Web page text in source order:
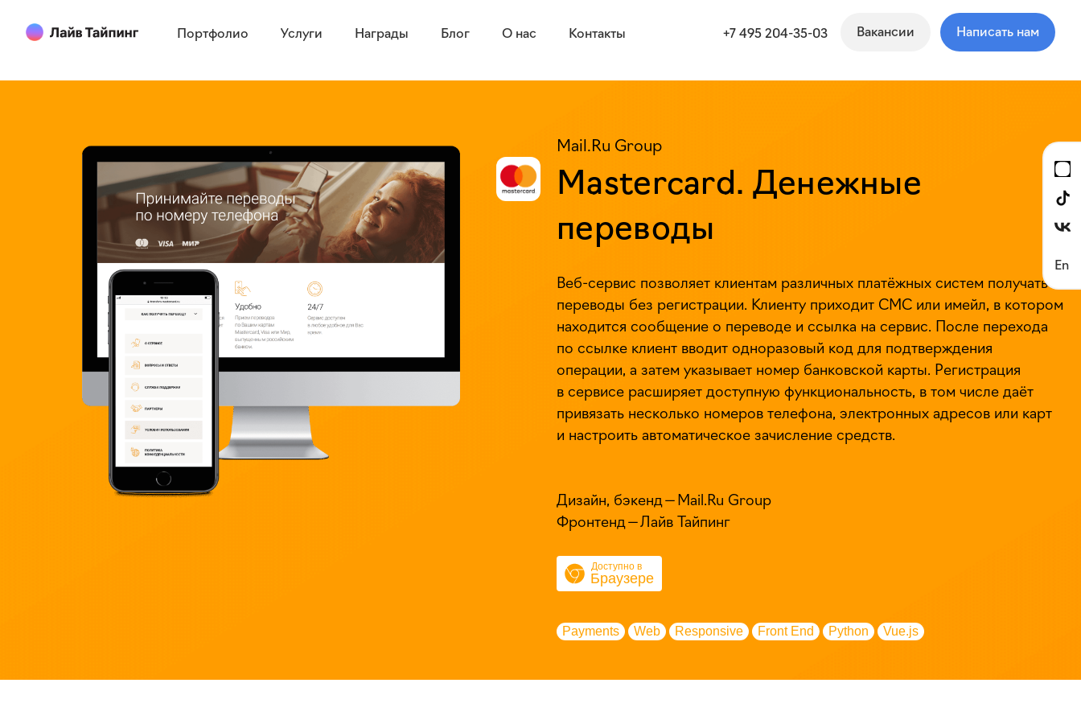
Портфолио Услуги Награды Блог О нас Контакты +7 495 204-35-03 Вакансии Написать нам
En
Mail.Ru Group
Mastercard. Денежные
переводы
Веб-сервис позволяет клиентам различных платёжных систем получать
переводы без регистрации. Клиенту приходит СМС или имейл, в котором
находится сообщение о переводе и ссылка на сервис. После перехода
по ссылке клиент вводит одноразовый код для подтверждения
операции, а затем указывает номер банковской карты. Регистрация
в сервисе расширяет доступную функциональность, в том числе даёт
привязать несколько номеров телефона, электронных адресов или карт
и настроить автоматическое зачисление средств.
Дизайн, бэкенд — Mail.Ru Group
Фронтенд — Лайв Тайпинг
Доступно в
Браузере
Payments Web Responsive Front End Python Vue.js